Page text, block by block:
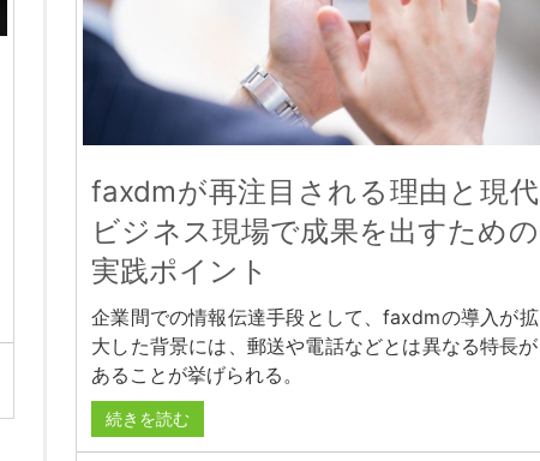
faxdmが再注目される理由と現代
ビジネス現場で成果を出すための
実践ポイント
企業間での情報伝達手段として、faxdmの導入が拡
大した背景には、郵送や電話などとは異なる特長が
あることが挙げられる。
続きを読む